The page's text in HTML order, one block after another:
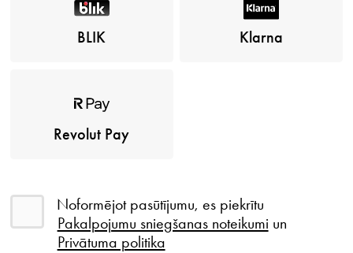
BLIK Klarna
Revolut Pay
Noformējot pasūtījumu, es piekrītu
Pakalpojumu sniegšanas noteikumi un
Privātuma politika